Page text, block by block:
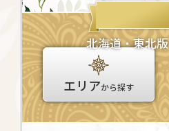
北海道・東北版
エリアから探す